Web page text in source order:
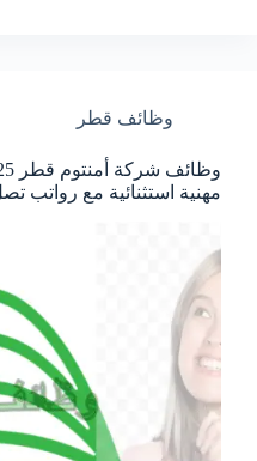
وظائف قطر
مهنية استثنائية مع رواتب تصل إلى